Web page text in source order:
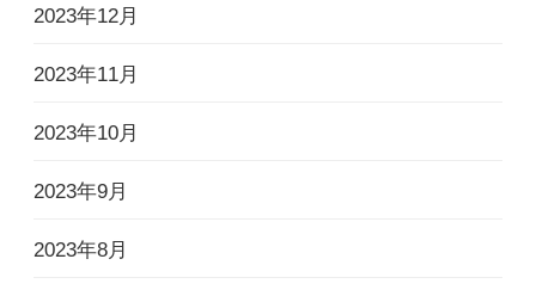
2023年12月
2023年11月
2023年10月
2023年9月
2023年8月